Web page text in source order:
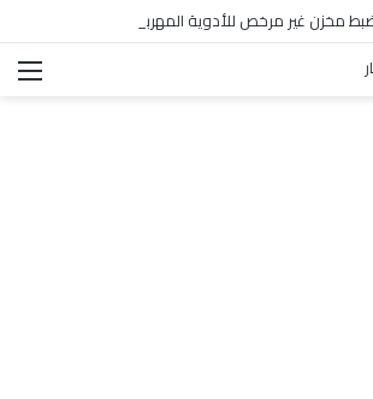
مخزن غير مرخص للأدوية المهربة بالبساتين